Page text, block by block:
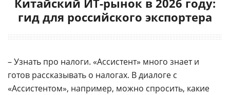
гид для российского экспортера
– Узнать про налоги. «Ассистент» много знает и
готов рассказывать о налогах. В диалоге с
«Ассистентом», например, можно спросить, какие